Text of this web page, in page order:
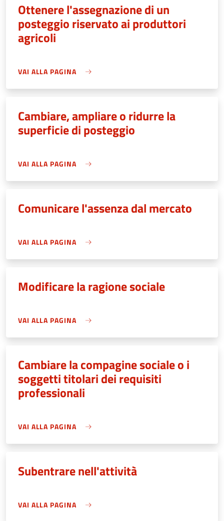
Ottenere l'assegnazione di un
posteggio riservato ai produttori
agricoli
VAI ALLA PAGINA
Cambiare, ampliare o ridurre la
superficie di posteggio
VAI ALLA PAGINA
Comunicare l'assenza dal mercato
VAI ALLA PAGINA
Modificare la ragione sociale
VAI ALLA PAGINA
Cambiare la compagine sociale o i
soggetti titolari dei requisiti
professionali
VAI ALLA PAGINA
Subentrare nell'attività
VAI ALLA PAGINA